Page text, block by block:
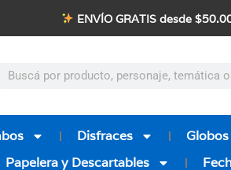
ENVÍO GRATIS desde
Disfraces Globos
Papelera y Descartables